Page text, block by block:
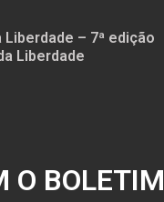
– 7ª edição
Liberdade
O BOLETIM